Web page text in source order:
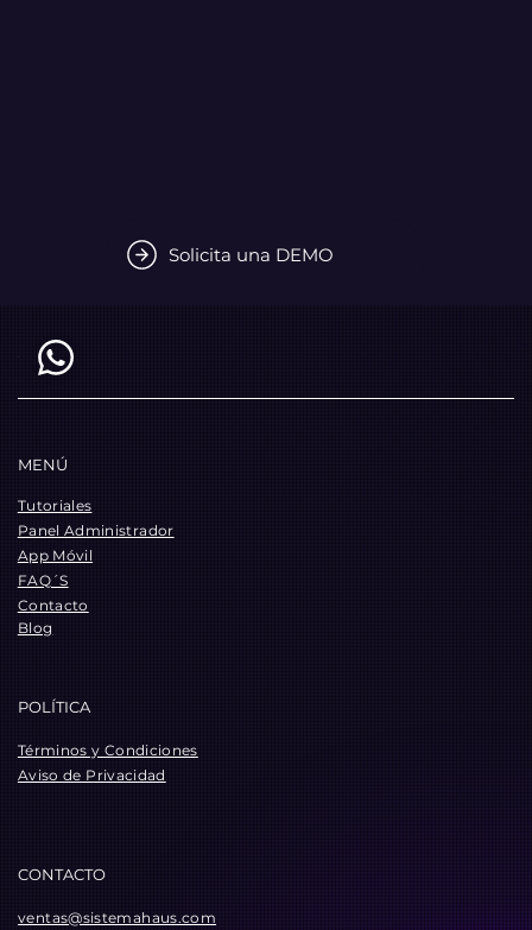
Solicita una DEMO
MENÚ
Tutoriales
Panel Administrador
App Móvil
FAQ´S
Contacto
Blog
POLÍTICA
Términos y Condiciones
Aviso de Privacidad
CONTACTO
ventas@sistemahaus.com